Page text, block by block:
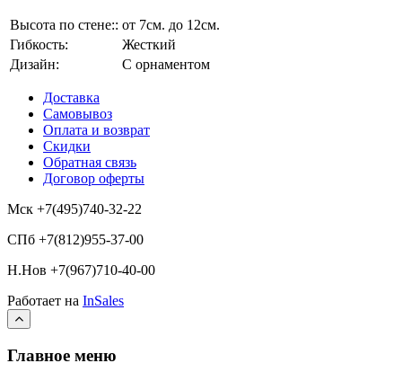
Высота по стене:: от 7см. до 12см.
Гибкость:
Жесткий
Дизайн:
С орнаментом
Доставка
Самовывоз
Оплата и возврат
Скидки
Обратная связь
Договор оферты
Мск +7(495)740-32-22
СПб +7(812)955-37-00
Н.Нов +7(967)710-40-00
Работает на InSales
Главное меню